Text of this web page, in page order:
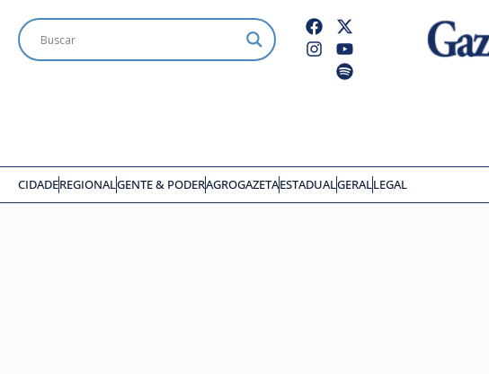
CIDADEREGIONALGENTE & PODERAGROGAZETAESTADUALGERALLEGAL